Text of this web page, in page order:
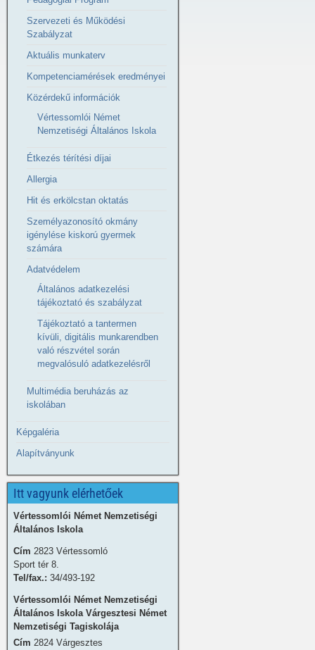
Szervezeti és Működési
Szabályzat
Aktuális munkaterv
Kompetenciamérések eredményei
Közérdekű információk
Vértessomlói Német
Nemzetiségi Általános Iskola
Étkezés térítési díjai
Allergia
Hit és erkölcstan oktatás
Személyazonosító okmány
igénylése kiskorú gyermek
számára
Adatvédelem
Általános adatkezelési
tájékoztató és szabályzat
Tájékoztató a tantermen
kívüli, digitális munkarendben
való részvétel során
megvalósuló adatkezelésről
Multimédia beruházás az
iskolában
Képgaléria
Alapítványunk
Itt vagyunk elérhetőek
Vértessomlói Német Nemzetiségi
Általános Iskola
Cím 2823 Vértessomló
Sport tér 8.
Tel/fax.: 34/493-192
Vértessomlói Német Nemzetiségi
Általános Iskola Várgesztesi Német
Nemzetiségi Tagiskolája
Cím 2824 Várgesztes